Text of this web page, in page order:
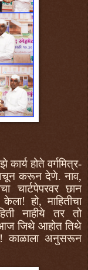
कार्य होते वर्गमित्र-
करून देणे. नाव,
चार्टपेपरवर छान
हो, माहितीचा
नाहीये तर तो
आज जिथे आहोत तिथे
काळाला अनुसरून